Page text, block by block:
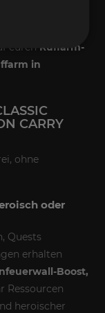
euren Ruffarm-
in
CARRY
ohne
oder
Quests
erhalten
Boost,
Ressourcen
heroischer